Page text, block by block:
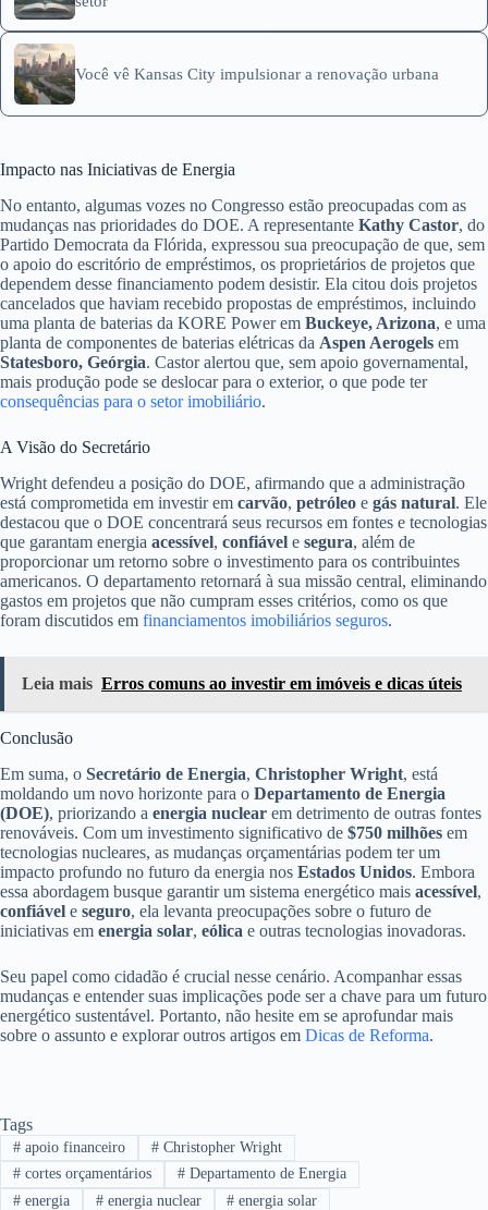
Você vê Kansas City impulsionar a renovação urbana
Impacto nas Iniciativas de Energia
No entanto, algumas vozes no Congresso estão preocupadas com as
mudanças nas prioridades do DOE. A representante Kathy Castor, do
Partido Democrata da Flórida, expressou sua preocupação de que, sem
o apoio do escritório de empréstimos, os proprietários de projetos que
dependem desse financiamento podem desistir. Ela citou dois projetos
cancelados que haviam recebido propostas de empréstimos, incluindo
uma planta de baterias da KORE Power em Buckeye, Arizona, e uma
planta de componentes de baterias elétricas da Aspen Aerogels em
Statesboro, Geórgia. Castor alertou que, sem apoio governamental,
mais produção pode se deslocar para o exterior, o que pode ter
consequências para o setor imobiliário.
A Visão do Secretário
Wright defendeu a posição do DOE, afirmando que a administração
está comprometida em investir em carvão, petróleo e gás natural. Ele
destacou que o DOE concentrará seus recursos em fontes e tecnologias
que garantam energia acessível, confiável e segura, além de
proporcionar um retorno sobre o investimento para os contribuintes
americanos. O departamento retornará à sua missão central, eliminando
gastos em projetos que não cumpram esses critérios, como os que
foram discutidos em financiamentos imobiliários seguros.
Leia mais Erros comuns ao investir em imóveis e dicas úteis
Conclusão
Em suma, o Secretário de Energia, Christopher Wright, está
moldando um novo horizonte para o Departamento de Energia
(DOE), priorizando a energia nuclear em detrimento de outras fontes
renováveis. Com um investimento significativo de $750 milhões em
tecnologias nucleares, as mudanças orçamentárias podem ter um
impacto profundo no futuro da energia nos Estados Unidos. Embora
essa abordagem busque garantir um sistema energético mais acessível,
confiável e seguro, ela levanta preocupações sobre o futuro de
iniciativas em energia solar, eólica e outras tecnologias inovadoras.
Seu papel como cidadão é crucial nesse cenário. Acompanhar essas
mudanças e entender suas implicações pode ser a chave para um futuro
energético sustentável. Portanto, não hesite em se aprofundar mais
sobre o assunto e explorar outros artigos em Dicas de Reforma.
Tags
#apoio financeiro #Christopher Wright
#cortes orçamentários #Departamento de Energia
#energia #energia nuclear # energia solar